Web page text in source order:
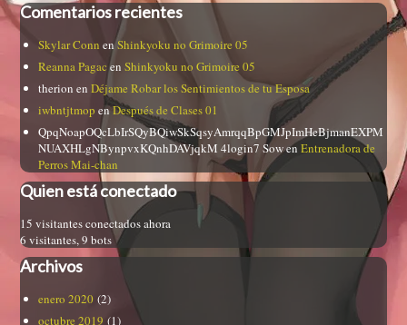
Comentarios recientes
Skylar Conn enShinkyoku no Grimoire 05
Reanna PagacenShinkyoku no Grimoire 05
therion enDéjame Robar los Sentimientos de tu Esposa
iwbntjtmop enDespués de Clases 01
QpqNoapOQcLbIrSQyBQiwSkSqsyAmrqqBpGMJpImHeBjmanEXPM
NUAXHLgNBynpvxKQnhDAVjqkM 4login7 SowenEntrenadora de
Perros Mai-chan
Quien está conectado
15 visitantes conectados ahora
6 visitantes, 9 bots
Archivos
enero 2020 (2)
octubre 2019 (1)